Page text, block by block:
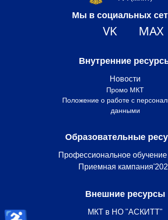
Мы в социальных
VK MAX
Внутренние
Новости
Промо МКТ
Положение о работе с
данными
Образовательные
Профессиональное
Приемная
Внешние ресурсы
МКТ в НО "АСКИТТ"